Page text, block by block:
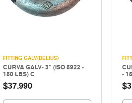
FITTING GALV(DELIUS)
CURVA GALV- 3" (ISO 5922 -
150 LBS) C
$37.990
-
$